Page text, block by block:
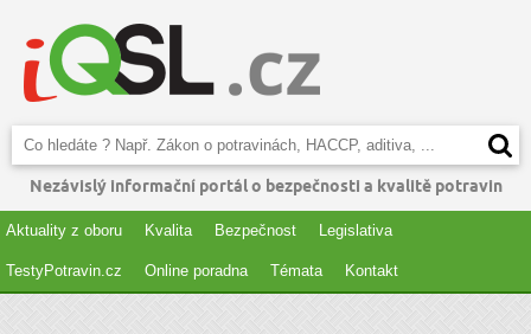
Nezávislý informační portál o bezpečnosti a kvalitě potravin
Aktuality z oboru Kvalita Bezpečnost Legislativa
TestyPotravin.cz Online poradna Témata Kontakt